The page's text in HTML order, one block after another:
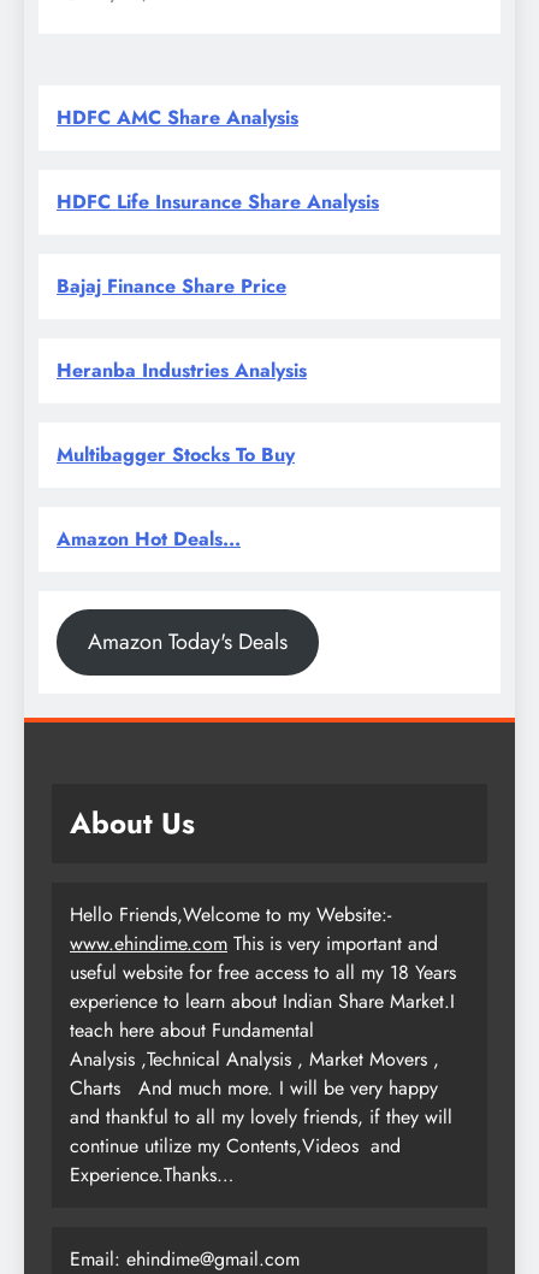
HDFC AMC Share Analysis
HDFC Life Insurance Share Analysis
Bajaj Finance Share Price
Heranba Industries Analysis
Multibagger Stocks To Buy
Amazon Hot Deals...
Amazon Today's Deals
About Us
Hello Friends,Welcome to my Website:-
www.ehindime.com This is very important and
useful website for free access to all my 18 Years
experience to learn about Indian Share Market.I
teach here about Fundamental
Analysis ,Technical Analysis , Market Movers ,
Charts
And much more. I will be very happy
and thankful to all my lovely friends, if they will
continue utilize my Contents,Videos and
Experience.Thanks…
Email: ehindime@gmail.com